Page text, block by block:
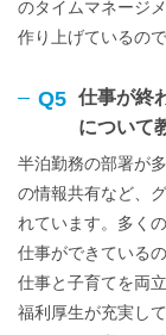
のタイムマネージ
作り上げているの
Q5 仕事が終
について
半泊勤務の部署が
の情報共有など、
れています。多く
仕事ができている
仕事と子育てを両
福利厚生が充実し